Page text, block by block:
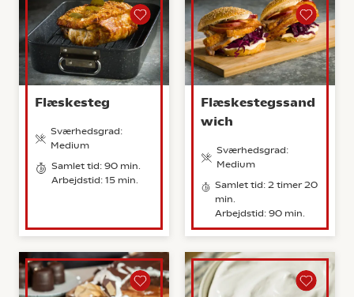
Flæskesteg
Sværhedsgrad:
Medium
Samlet tid: 90 min.
Arbejdstid: 15 min.
Flæskestegssand
wich
Sværhedsgrad:
Medium
Samlet tid: 2 timer 20
min.
Arbejdstid: 90 min.